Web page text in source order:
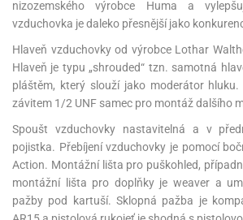
nizozemského výrobce Huma a
vzduchovka je daleko přesnější jako
Hlaveň vzduchovky od výrobce Lothar
Hlaveň je typu „shrouded“ tzn. samotná
pláštěm, který slouží jako moderátor hluku.
závitem 1/2 UNF samec pro montáž dalšího
Spoušt vzduchovky nastavitelná a v
pojistka. Přebíjení vzduchovky je pomocí
Action. Montážní lišta pro puškohled,
montážní lišta pro doplňky je weaver a
pažby pod kartuší. Sklopná pažba je